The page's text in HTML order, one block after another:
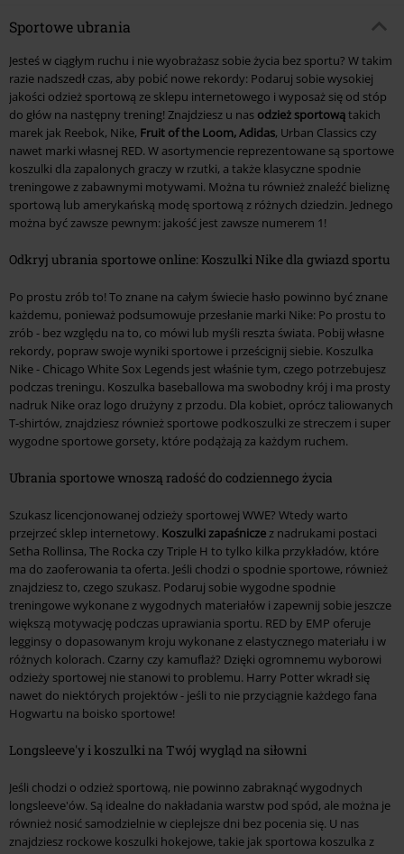
Sportowe ubrania
Jesteś w ciągłym ruchu i nie wyobrażasz sobie życia bez sportu? W takim
razie nadszedł czas, aby pobić nowe rekordy: Podaruj sobie wysokiej
jakości odzież sportową ze sklepu internetowego i wyposaż się od stóp
do głów na następny trening! Znajdziesz u nas odzież sportowątakich
marek jak Reebok, Nike, Fruit of the Loom, Adidas, Urban Classics czy
nawet marki własnej RED. W asortymencie reprezentowane są sportowe
koszulki dla zapalonych graczy w rzutki, a także klasyczne spodnie
treningowe z zabawnymi motywami. Można tu również znaleźć bieliznę
sportową lub amerykańską modę sportową z różnych dziedzin. Jednego
można być zawsze pewnym: jakość jest zawsze numerem 1!
Odkryj ubrania sportowe online: Koszulki Nike dla gwiazd sportu
Po prostu zrób to! To znane na całym świecie hasło powinno być znane
każdemu, ponieważ podsumowuje przesłanie marki Nike: Po prostu to
zrób - bez względu na to, co mówi lub myśli reszta świata. Pobij własne
rekordy, popraw swoje wyniki sportowe i prześcignij siebie. Koszulka
Nike - Chicago White Sox Legends jest właśnie tym, czego potrzebujesz
podczas treningu. Koszulka baseballowa ma swobodny krój i ma prosty
nadruk Nike oraz logo drużyny z przodu. Dla kobiet, oprócz taliowanych
T-shirtów, znajdziesz również sportowe podkoszulki ze streczem i super
wygodne sportowe gorsety, które podążają za każdym ruchem.
Ubrania sportowe wnoszą radość do codziennego życia
Szukasz licencjonowanej odzieży sportowej WWE? Wtedy warto
przejrzeć sklep internetowy. Koszulki zapaśniczez nadrukami postaci
Setha Rollinsa, The Rocka czy Triple H to tylko kilka przykładów, które
ma do zaoferowania ta oferta. Jeśli chodzi o spodnie sportowe, również
znajdziesz to, czego szukasz. Podaruj sobie wygodne spodnie
treningowe wykonane z wygodnych materiałów i zapewnij sobie jeszcze
większą motywację podczas uprawiania sportu. RED by EMP oferuje
legginsy o dopasowanym kroju wykonane z elastycznego materiału i w
różnych kolorach. Czarny czy kamuflaż? Dzięki ogromnemu wyborowi
odzieży sportowej nie stanowi to problemu. Harry Potter wkradł się
nawet do niektórych projektów - jeśli to nie przyciągnie każdego fana
Hogwartu na boisko sportowe!
Longsleeve'y i koszulki na Twój wygląd na siłowni
Jeśli chodzi o odzież sportową, nie powinno zabraknąć wygodnych
longsleeve'ów. Są idealne do nakładania warstw pod spód, ale można je
również nosić samodzielnie w cieplejsze dni bez pocenia się. U nas
znajdziesz rockowe koszulki hokejowe, takie jak sportowa koszulka z